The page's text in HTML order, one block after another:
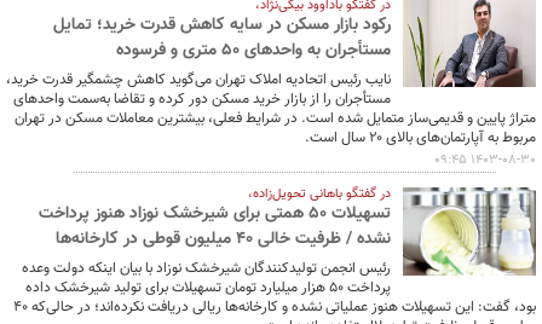
در گفتگو باداوود بیگی‌نژاد،
رکود بازار مسکن در سایه کاهش قدرت خرید؛ تمایل
مستأجران به واحدهای ۵۰ متری و فرسوده
نایب رئیس اتحادیه املاک تهران می‌گوید کاهش چشمگیر قدرت خرید،
مستأجران را از بازار خرید مسکن دور کرده و تقاضا به‌سمت واحدهای
متراژ پایین و قدیمی‌ساز متمایل شده است. در شرایط فعلی، بیشترین معاملات مسکن در تهران
مربوط به آپارتمان‌های بالای ۲۰ سال است.
1403-08-30 09:45
در گفتگو باهانی تحویل‌زاده،
تسهیلات ۵۰ همتی برای شیرخشک نوزاد هنوز پرداخت
نشده / ظرفیت خالی ۴۰ میلیون قوطی در کارخانه‌ها
رئیس انجمن تولیدکنندگان شیرخشک نوزاد با بیان اینکه دولت وعده
پرداخت ۵۰ هزار میلیارد تومان تسهیلات برای تولید شیرخشک داده
بود، گفت: این تسهیلات هنوز عملیاتی نشده و کارخانه‌ها ریالی دریافت نکرده‌اند؛ در حالی‌که ۴۰